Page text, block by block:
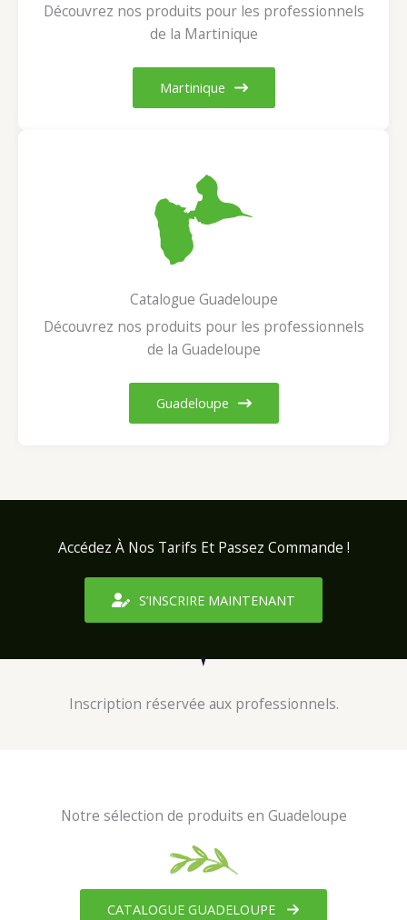
Découvrez nos produits pour les professionnels
de la Martinique
Martinique
Catalogue Guadeloupe
Découvrez nos produits pour les professionnels
de la Guadeloupe
Guadeloupe
Accédez À Nos Tarifs Et Passez Commande !
S’INSCRIRE MAINTENANT
Inscription réservée aux professionnels.
Notre sélection de produits en Guadeloupe
CATALOGUE GUADELOUPE